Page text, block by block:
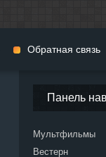
Панель
Мультфильмы
Вестерн
Обратная связь